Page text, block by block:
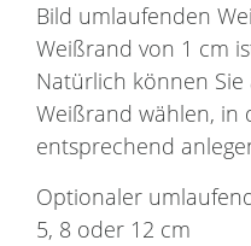
Bild umlaufenden
Weißrand von 1 cm
Natürlich können
Weißrand wählen, in
entsprechend
Optionaler
5, 8 oder 12 cm